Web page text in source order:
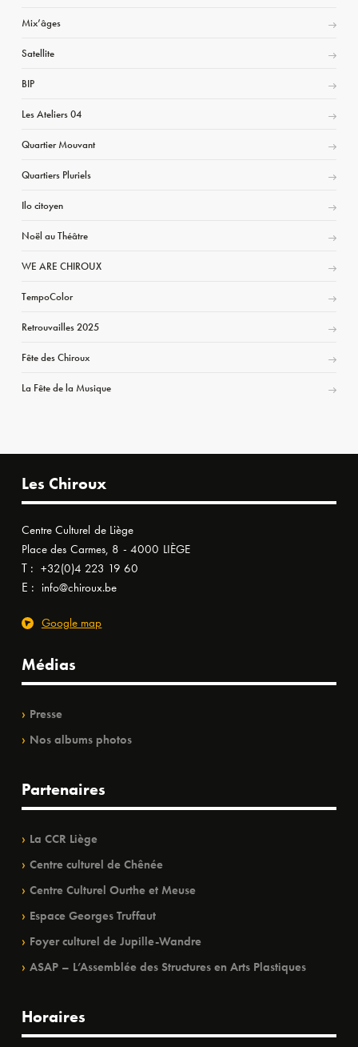
Mix’âges
Satellite
BIP
Les Ateliers 04
Quartier Mouvant
Quartiers Pluriels
Ilo citoyen
Noël au Théâtre
WE ARE CHIROUX
TempoColor
Retrouvailles 2025
Fête des Chiroux
La Fête de la Musique
Les Chiroux
Centre Culturel de Liège
Place des Carmes, 8 - 4000 LIÈGE
T : +32(0)4 223 19 60
E : info@chiroux.be
Google map
Médias
Presse
Nos albums photos
Partenaires
La CCR Liège
Centre culturel de Chênée
Centre Culturel Ourthe et Meuse
Espace Georges Truffaut
Foyer culturel de Jupille-Wandre
ASAP – L’Assemblée des Structures en Arts Plastiques
Horaires